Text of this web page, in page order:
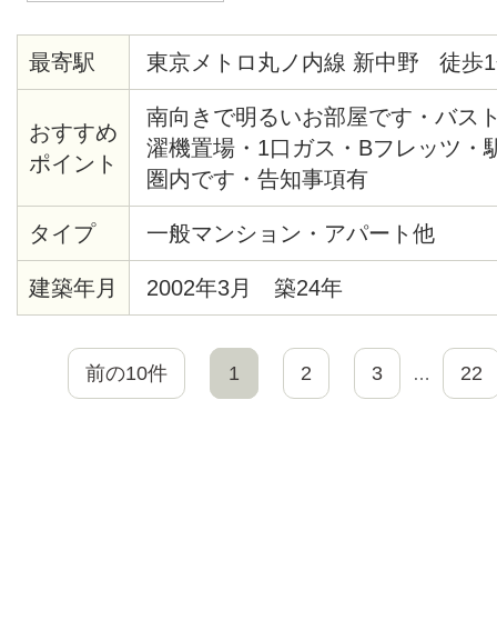
最寄駅 東京メトロ丸ノ内線 新中野 徒歩
おすすめ
ポイント
南向きで明るいお部屋です・バス
濯機置場・1口ガス・Bフレッツ・
圏内です・告知事項有
タイプ 一般マンション・アパート他
建築年月 2002年3月 築24年
前の10件 1 2 3 … 22